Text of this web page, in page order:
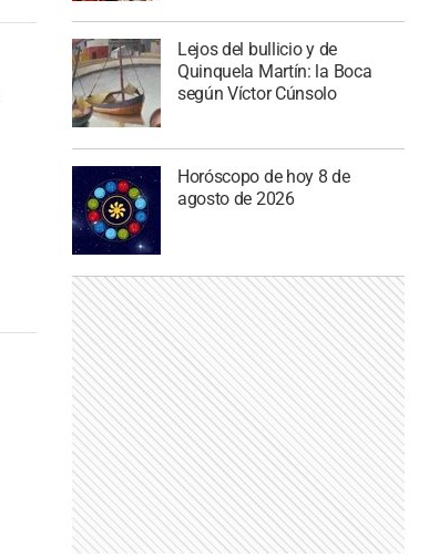
Lejos del bullicio y de
Quinquela Martín: la Boca
según Víctor Cúnsolo
Horóscopo de hoy 8 de
agosto de 2026